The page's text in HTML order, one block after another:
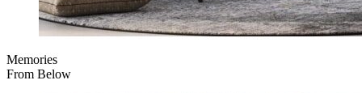
Memories
From Below